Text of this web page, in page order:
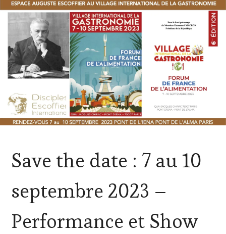
CLUB
:
TASTING
VOUCHER,
DE-
PROVENCE
Save the date : 7 au 10
septembre 2023 –
Performance et Show